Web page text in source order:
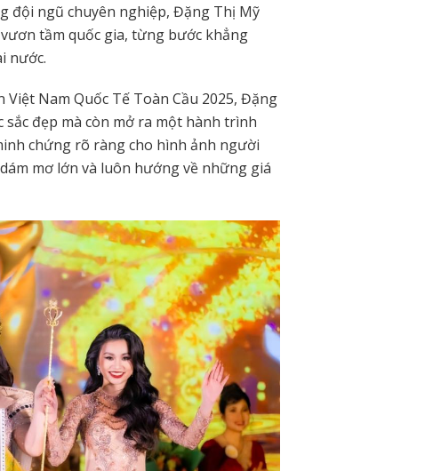
đội ngũ chuyên nghiệp, Đặng Thị Mỹ
tầm quốc gia, từng bước khẳng
nước.
Nam Quốc Tế Toàn Cầu 2025, Đặng
đẹp mà còn mở ra một hành trình
chứng rõ ràng cho hình ảnh người
mơ lớn và luôn hướng về những giá